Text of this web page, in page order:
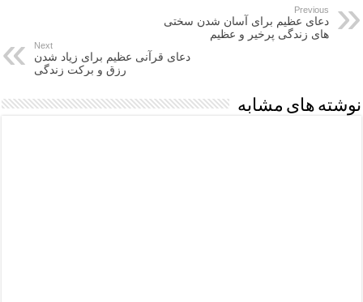
Previous
دعای عظیم برای آسان شدن سختی
های زندگی پرخیر و عظیم
Next
دعای قرآنی عظیم برای زیاد شدن
رزق و برکت زندگی
نوشته های مشابه